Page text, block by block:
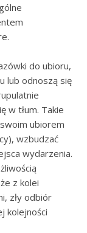
do ubioru,
lub odnoszą się
w tłum. Takie
ubiorem
wzbudzać
wydarzenia.
z kolei
zły odbiór
kolejności